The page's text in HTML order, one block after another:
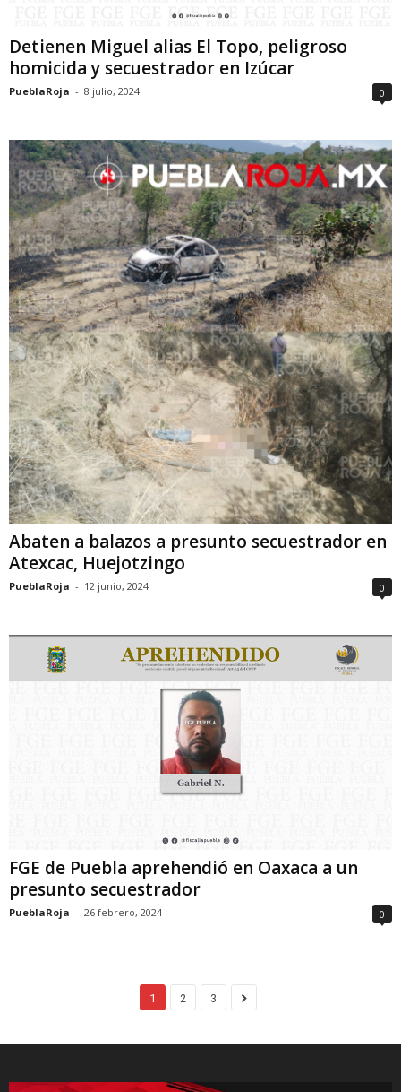
Detienen Miguel alias El Topo, peligroso
homicida y secuestrador en Izúcar
PueblaRoja - 8 julio, 2024 0
Abaten a balazos a presunto secuestrador en
Atexcac, Huejotzingo
PueblaRoja - 12 junio, 2024 0
FGE de Puebla aprehendió en Oaxaca a un
presunto secuestrador
PueblaRoja - 26 febrero, 2024 0
1 2 3